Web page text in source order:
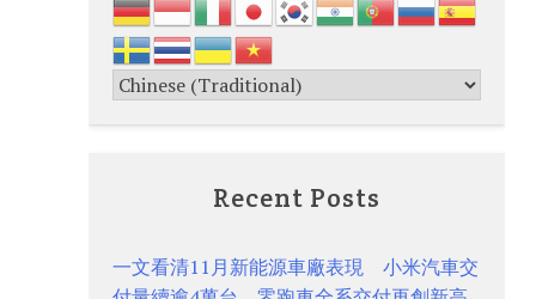
Recent Posts
一文看清11月新能源車廠表現 小米汽車交